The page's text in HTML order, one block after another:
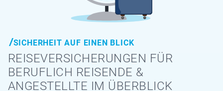
SICHERHEIT AUF EINEN BLICK
REISE­VERSICHERUNGEN FÜR
BERUFLICH REISENDE &
ANGESTELLTE IM ÜBERBLICK